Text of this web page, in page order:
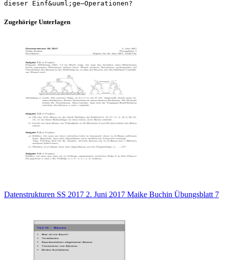
Zugehörige Unterlagen
Datenstrukturen SS 2017 2. Juni 2017 Maike Buchin Übungsblatt 7